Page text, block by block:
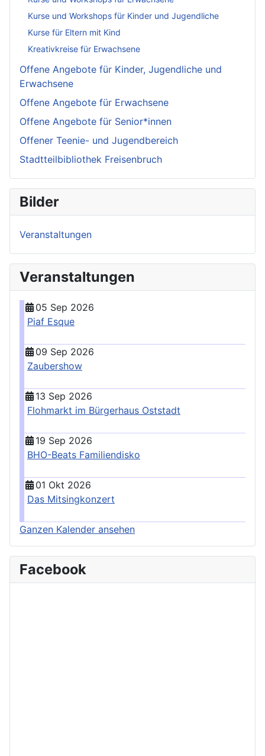
Kurse und Workshops für Kinder und Jugendliche
Kurse für Eltern mit Kind
Kreativkreise für Erwachsene
Offene Angebote für Kinder, Jugendliche und
Erwachsene
Offene Angebote für Erwachsene
Offene Angebote für Senior*innen
Offener Teenie- und Jugendbereich
Stadtteilbibliothek Freisenbruch
Bilder
Veranstaltungen
Veranstaltungen
05 Sep 2026
Piaf Esque
09 Sep 2026
Zaubershow
13 Sep 2026
Flohmarkt im Bürgerhaus Oststadt
19 Sep 2026
BHO-Beats Familiendisko
01 Okt 2026
Das Mitsingkonzert
Ganzen Kalender ansehen
Facebook